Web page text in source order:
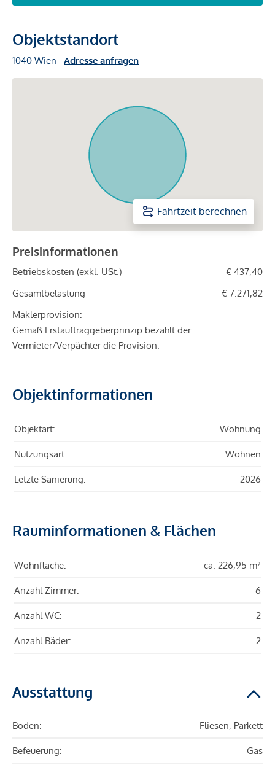
Objektstandort
1040 Wien Adresse anfragen
Fahrtzeit berechnen
Preisinformationen
Betriebskosten (exkl. USt.)
€ 437,40
Gesamtbelastung
€ 7.271,82
Maklerprovision:
Gemäß Erstauftraggeberprinzip bezahlt der
Vermieter/Verpächter die Provision.
Objektinformationen
Objektart: Wohnung
Nutzungsart: Wohnen
Letzte Sanierung: 2026
Rauminformationen & Flächen
Wohnfläche: ca. 226,95 m²
Anzahl Zimmer: 6
Anzahl WC: 2
Anzahl Bäder: 2
Ausstattung
Boden: Fliesen, Parkett
Befeuerung: Gas